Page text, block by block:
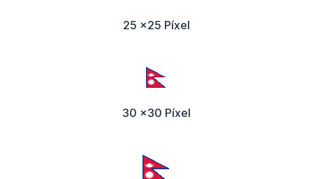
25 x25 Píxel
30 x30 Píxel